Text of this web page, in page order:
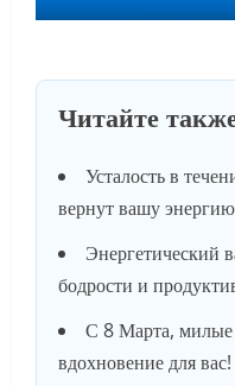
Читайте
Усталость в
вернут вашу
Энергетический
бодрости и
С 8 Марта, милые
вдохновение для вас!